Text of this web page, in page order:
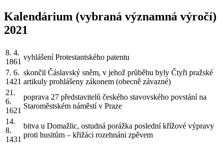
Kalendárium (vybraná významná výročí)
2021
8. 4.
1861
vyhlášení Protestantského patentu
7. 6.
1421
skončil Čáslavský sněm, v jehož průběhu byly Čtyři pražské
artikuly prohlášeny zákonem (obecně závazné)
21.
6.
1621
poprava 27 představitelů českého stavovského povstání na
Staroměstském náměstí v Praze
14.
8.
1431
bitva u Domažlic, ostudná porážka poslední křížové výpravy
proti husitům – křižáci rozehnáni zpěvem